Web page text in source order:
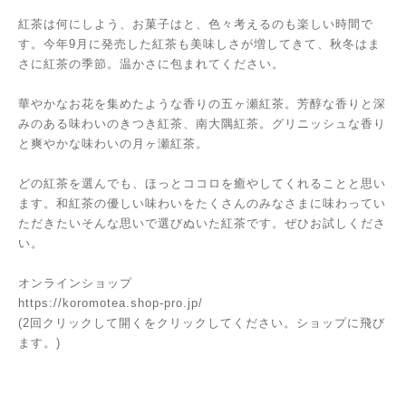
紅茶は何にしよう、お菓子はと、色々考えるのも楽しい時間で
す。今年9月に発売した紅茶も美味しさが増してきて、秋冬はま
さに紅茶の季節。温かさに包まれてください。
華やかなお花を集めたような香りの五ヶ瀬紅茶。芳醇な香りと深
みのある味わいのきつき紅茶、南大隅紅茶。グリニッシュな香り
と爽やかな味わいの月ヶ瀬紅茶。
どの紅茶を選んでも、ほっとココロを癒やしてくれることと思い
ます。和紅茶の優しい味わいをたくさんのみなさまに味わってい
ただきたいそんな思いで選びぬいた紅茶です。ぜひお試しくださ
い。
オンラインショップ
https://koromotea.shop-pro.jp/
(2回クリックして開くをクリックしてください。ショップに飛び
ます。)